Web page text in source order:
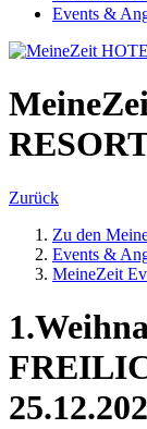
Events &
Zurück
Zu den
Events &
MeineZeit